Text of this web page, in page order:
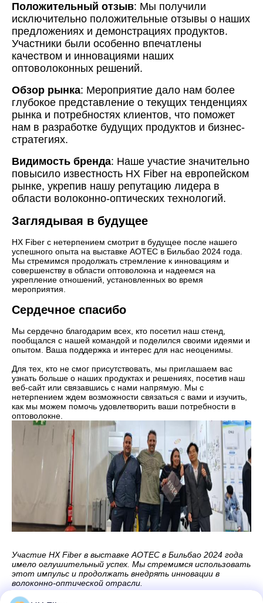
Положительный отзыв: Мы получили
исключительно положительные отзывы о наших
предложениях и демонстрациях продуктов.
Участники были особенно впечатлены
качеством и инновациями наших
оптоволоконных решений.
Обзор рынка: Мероприятие дало нам более
глубокое представление о текущих тенденциях
рынка и потребностях клиентов, что поможет
нам в разработке будущих продуктов и бизнес-
стратегиях.
Видимость бренда: Наше участие значительно
повысило известность HX Fiber на европейском
рынке, укрепив нашу репутацию лидера в
области волоконно-оптических технологий.
Заглядывая в будущее
HX Fiber с нетерпением смотрит в будущее после нашего
успешного опыта на выставке AOTEC в Бильбао 2024 года.
Мы стремимся продолжать стремление к инновациям и
совершенству в области оптоволокна и надеемся на
укрепление отношений, установленных во время
мероприятия.
Сердечное спасибо
Мы сердечно благодарим всех, кто посетил наш стенд,
пообщался с нашей командой и поделился своими идеями и
опытом. Ваша поддержка и интерес для нас неоценимы.
Для тех, кто не смог присутствовать, мы приглашаем вас
узнать больше о наших продуктах и ​​решениях, посетив наш
веб-сайт или связавшись с нами напрямую. Мы с
нетерпением ждем возможности связаться с вами и изучить,
как мы можем помочь удовлетворить ваши потребности в
оптоволокне.
Участие HX Fiber в выставке AOTEC в Бильбао 2024 года
имело оглушительный успех. Мы стремимся использовать
этот импульс и продолжать внедрять инновации в
волоконно-оптической отрасли.